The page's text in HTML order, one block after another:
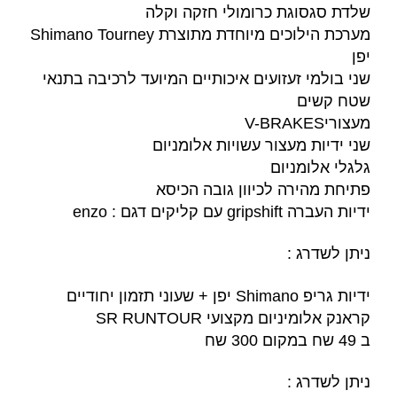
שלדת סגסוגת כרומולי חזקה וקלה
מערכת הילוכים מיוחדת מתוצרת Shimano Tourney
יפן
שני בולמי זעזועים איכותיים המיועד לרכיבה בתנאי
שטח קשים
מעצוריV-BRAKES
שני ידיות מעצור עשויות אלומניום
גלגלי אלומניום
פתיחת מהירה לכיוון גובה הכיסא
ידיות העברה gripshift עם קליקים דגם : enzo
ניתן לשדרג :
ידיות גריפ Shimano יפן + שעוני תזמון יחודיים
קראנק אלומיניום מקצועי SR RUNTOUR
ב 49 שח במקום 300 שח
ניתן לשדרג :